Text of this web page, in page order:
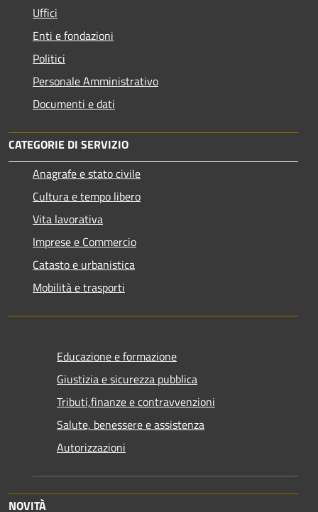
Uffici
Enti e fondazioni
Politici
Personale Amministrativo
Documenti e dati
CATEGORIE DI SERVIZIO
Anagrafe e stato civile
Cultura e tempo libero
Vita lavorativa
Imprese e Commercio
Catasto e urbanistica
Mobilità e trasporti
Educazione e formazione
Giustizia e sicurezza pubblica
Tributi,finanze e contravvenzioni
Salute, benessere e assistenza
Autorizzazioni
NOVITÀ